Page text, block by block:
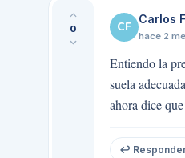
0 CF
Carlos
hace 2
Entiendo la
suela
ahora dice
↩